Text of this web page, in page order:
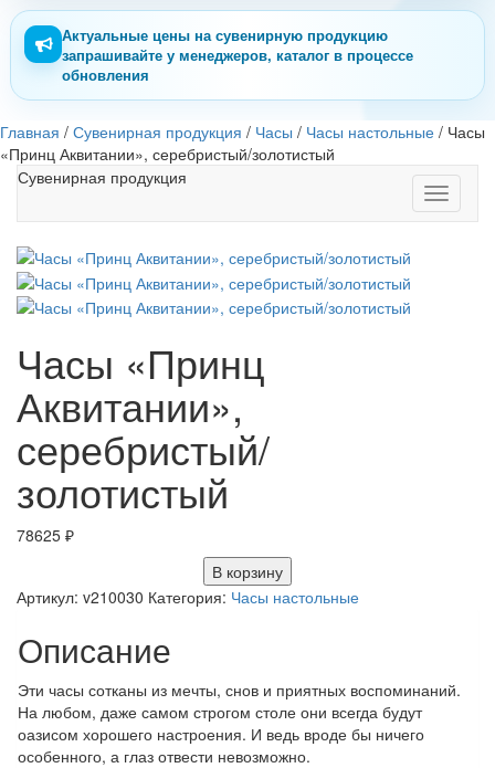
Актуальные цены на сувенирную продукцию
запрашивайте у менеджеров, каталог в процессе
обновления
Главная / Сувенирная продукция / Часы / Часы настольные / Часы
«Принц Аквитании», серебристый/золотистый
Toggle
Сувенирная продукция
Часы «Принц
Аквитании»,
серебристый/
золотистый
78625 ₽
В корзину
Артикул: v210030 Категория: Часы настольные
Описание
Эти часы сотканы из мечты, снов и приятных воспоминаний.
На любом, даже самом строгом столе они всегда будут
оазисом хорошего настроения. И ведь вроде бы ничего
особенного, а глаз отвести невозможно.